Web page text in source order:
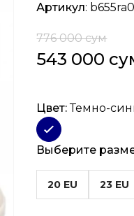
Артикул:
776 000 сум
543 000
Цвет:Темно-
Выберите
20 EU 23 EU